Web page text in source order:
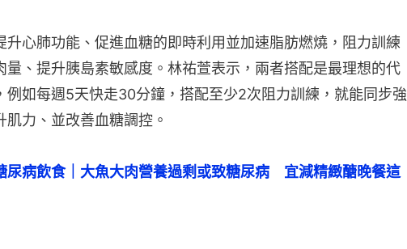
升心肺功能、促進血糖的即時利用並加速脂肪燃燒，阻力訓練
量、提升胰島素敏感度。林祐萱表示，兩者搭配是最理想的代
例如每週5天快走30分鐘，搭配至少2次阻力訓練，就能同步強
肌力、並改善血糖調控。
尿病飲食｜大魚大肉營養過剩或致糖尿病　宜減精緻醣晚餐這